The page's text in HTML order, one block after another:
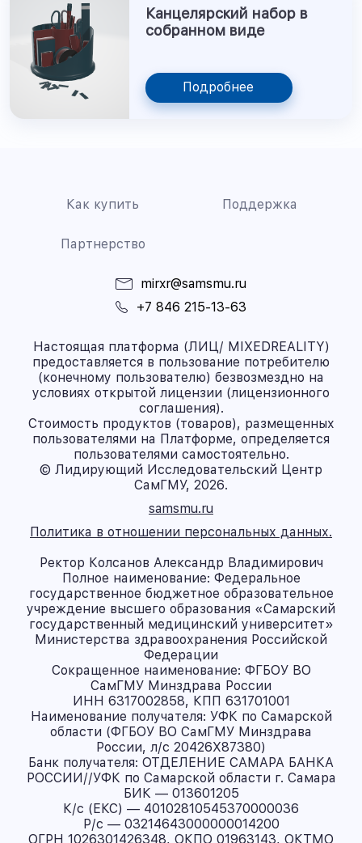
Канцелярский набор в
собранном виде
Подробнее
Как купить Поддержка
Партнерство
mirxr@samsmu.ru
+7 846 215-13-63
Настоящая платформа (ЛИЦ/ MIXEDREALITY)
предоставляется в пользование потребителю
(конечному пользователю) безвозмездно на
условиях открытой лицензии (лицензионного
соглашения).
Стоимость продуктов (товаров), размещенных
пользователями на Платформе, определяется
пользователями самостоятельно.
© Лидирующий Исследовательский Центр
СамГМУ, 2026.
samsmu.ru
Политика в отношении персональных данных.
Ректор Колсанов Александр Владимирович
Полное наименование: Федеральное
государственное бюджетное образовательное
учреждение высшего образования «Самарский
государственный медицинский университет»
Министерства здравоохранения Российской
Федерации
Сокращенное наименование: ФГБОУ ВО
СамГМУ Минздрава России
ИНН 6317002858, КПП 631701001
Наименование получателя: УФК по Самарской
области (ФГБОУ ВО СамГМУ Минздрава
России, л/с 20426X87380)
Банк получателя: ОТДЕЛЕНИЕ САМАРА БАНКА
РОССИИ//УФК по Самарской области г. Самара
БИК — 013601205
К/с (ЕКС) — 40102810545370000036
Р/с — 03214643000000014200
ОГРН 1026301426348, ОКПО 01963143, ОКТМО